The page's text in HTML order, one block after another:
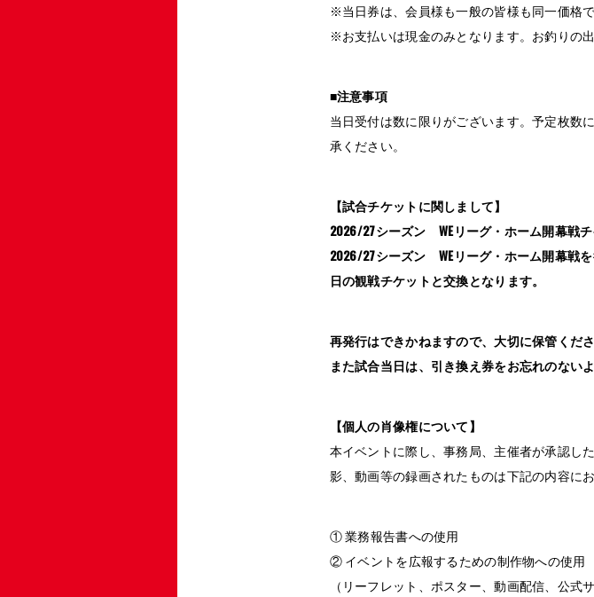
※当日券は、会員様も一般の皆様も同一価格で
※お支払いは現金のみとなります。お釣りの
■注意事項
当日受付は数に限りがございます。予定枚数
承ください。
【試合チケットに関しまして】
2026/27シーズン WEリーグ・ホーム開幕戦
2026/27シーズン WEリーグ・ホーム開幕戦
日の観戦チケットと交換となります。
再発行はできかねますので、大切に保管くださ
また試合当日は、引き換え券をお忘れのない
【個人の肖像権について】
本イベントに際し、事務局、主催者が承認し
影、動画等の録画されたものは下記の内容に
① 業務報告書への使用
② イベントを広報するための制作物への使用
（リーフレット、ポスター、動画配信、公式